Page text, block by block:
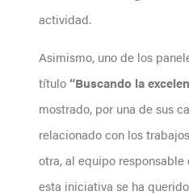
actividad.
Asimismo, uno de los
título“Buscando la
mostrado, por una de sus
relacionado con los
otra, al equipo responsable
esta iniciativa se ha